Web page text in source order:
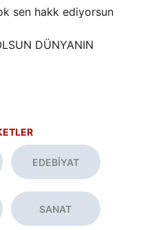
sen hakk ediyorsun
DÜNYANIN
EDEBİYAT
SANAT